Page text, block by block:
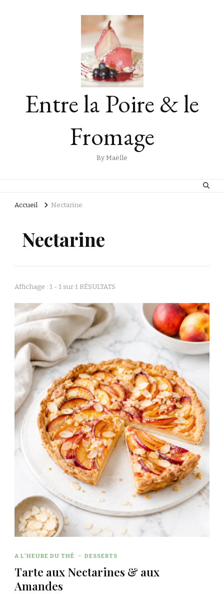
Entre la Poire & le
Fromage
By Maëlle
Accueil Nectarine
Nectarine
Affichage : 1 - 1 sur 1 RÉSULTATS
A L'HEURE DU THÉ DESSERTS
Tarte aux Nectarines & aux
Amandes